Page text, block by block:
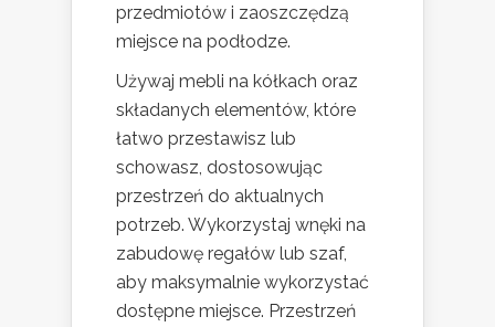
przedmiotów i zaoszczędzą
miejsce na podłodze.
Używaj mebli na kółkach oraz
składanych elementów, które
łatwo przestawisz lub
schowasz, dostosowując
przestrzeń do aktualnych
potrzeb. Wykorzystaj wnęki na
zabudowę regałów lub szaf,
aby maksymalnie wykorzystać
dostępne miejsce. Przestrzeń